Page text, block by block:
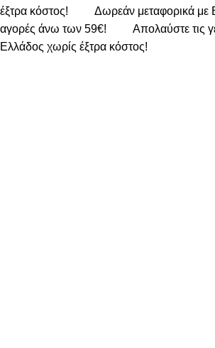
έξτρα κόστος!
Δωρεάν μεταφορικά με
αγορές άνω των 59€!
Απολαύστε τις
Ελλάδος χωρίς έξτρα κόστος!